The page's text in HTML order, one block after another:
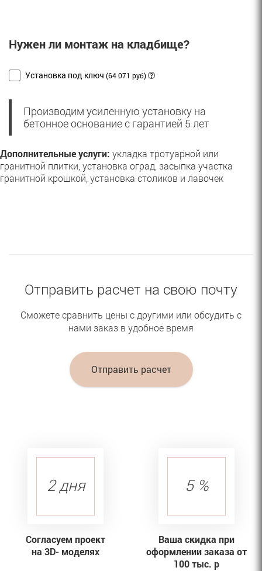
Нужен ли монтаж на кладбище?
Установка под ключ (64 071 руб)
Производим усиленную установку на
бетонное основание с гарантией 5 лет
Дополнительные услуги: укладка тротуарной или
гранитной плитки, установка оград, засыпка участка
гранитной крошкой, установка столиков и лавочек
Отправить расчет на свою почту
Сможете сравнить цены с другими или обсудить с
нами заказ в удобное время
Отправить расчет
2 дня
Согласуем проект
на 3D- моделях
5 %
Ваша скидка при
оформлении заказа от
100 тыс. р